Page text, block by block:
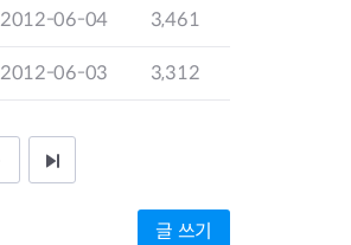
립
서울도시공간포털
지역주택조합사업
2012-06-04 3,461
2012-06-03 3,312
끝
글 쓰기